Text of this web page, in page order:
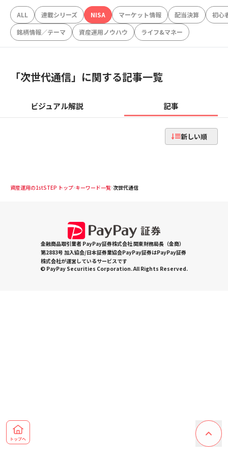
ALL 連載シリーズ NISA マーケット情報 配当決算
初心
銘柄情報／テーマ
資産運用ノウハウ ライフ&マネー
「次世代通信」に関する記事一覧
ビジュアル解説 記事
新しい順
資産運用の1stSTEP トップ キーワード一覧 次世代通信
金融商品取引業者 PayPay証券株式会社 関東財務局長（金商）
第2883号 加入協会/日本証券業協会PayPay証券はPayPay証券
株式会社が運営しているサービスです
© PayPay Securities Corporation. All Rights Reserved.